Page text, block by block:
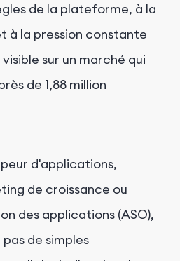
de la plateforme, à la
à la pression constante
sur un marché qui
de 1,88 million
d'applications,
de croissance ou
des applications (ASO),
de simples